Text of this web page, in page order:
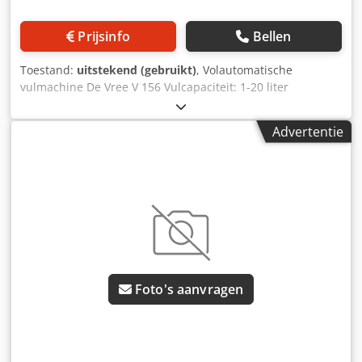
zonder pneumatische componenten en zonder besturing
(automatisering). Hierdoor kan het systeem flexibel worden
worden uitgerust met een moderne PLC-, pneumatische-
en automatiseringsoplossing. Dit biedt maximale
flexibiliteit voor nieuwe installaties of integratie in
bestaande productiefaciliteiten. Toepassingsgebieden
Farmaceutische industrie Biotechnologie Vaccinproductie
Pharmatec-kwaliteit Nooit in gebruik genomen
Hoogwaardige GMP-uitvoering Volledige technische
documentatie aanwezig Flexibele aanpassing van de
besturings- en pneumatische techniek aan de wensen van
de klant Direct leverbaar Aanzienlijk goedkoper dan een
vergelijkbare nieuwe installatie De installatie kan na
Prijsinfo Bellen
Toestand: uitstekend (gebruikt), Volautomatische
vulmachine De Vree V 156 Vulcapaciteit: 1-20 liter
Automatische dekselaanvoer Dsdpfoztc Sgjx Af Ujck
Automatische dekselaansluitmachine In zeer goede staat,
Advertentie
Foto's aanvragen